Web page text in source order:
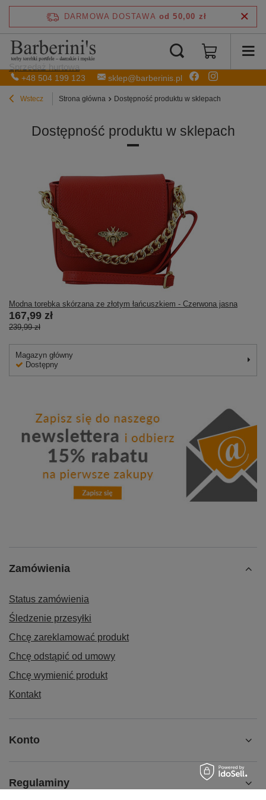
+48 504 199 123 sklep@barberinis.pl
DARMOWA DOSTAWA od 50,00 zł
Wstecz Strona główna Dostępność produktu w sklepach
Dostępność produktu w sklepach
Modna torebka skórzana ze złotym łańcuszkiem - Czerwona jasna
167,99 zł
239,99 zł
Magazyn główny
Dostępny
Zamówienia
Status zamówienia
Śledzenie przesyłki
Chcę zareklamować produkt
Chcę odstąpić od umowy
Chcę wymienić produkt
Kontakt
Konto
Regulaminy
Sprzedaż hurtowa